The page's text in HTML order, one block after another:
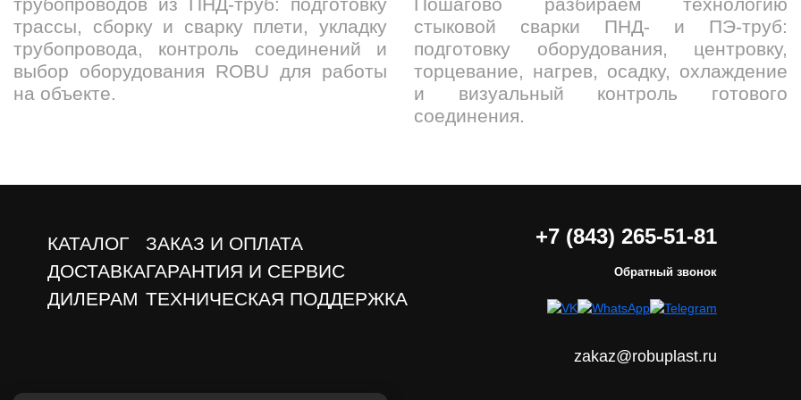
трассы, сборку и сварку плети, укладку
трубопровода, контроль соединений и
выбор оборудования ROBU для работы
на объекте.
стыковой сварки ПНД- и ПЭ-труб:
подготовку оборудования, центровку,
торцевание, нагрев, осадку, охлаждение
и визуальный контроль готового
соединения.
КАТАЛОГ
ДОСТАВКА
ДИЛЕРАМ
ЗАКАЗ И ОПЛАТА
ГАРАНТИЯ И СЕРВИС
ТЕХНИЧЕСКАЯ ПОДДЕРЖКА
+7 (843) 265-51-81
Обратный звонок
zakaz@robuplast.ru